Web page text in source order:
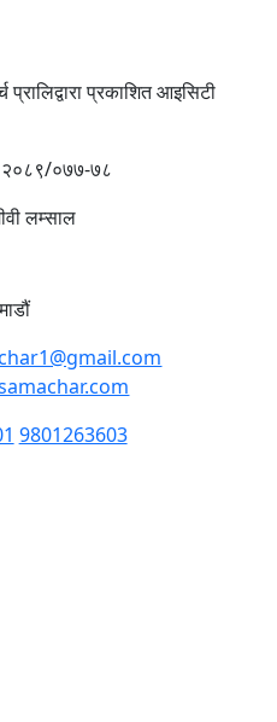
प्रकाशित आइसिटी
२०८९/०७७-७८
लम्साल
9801263603